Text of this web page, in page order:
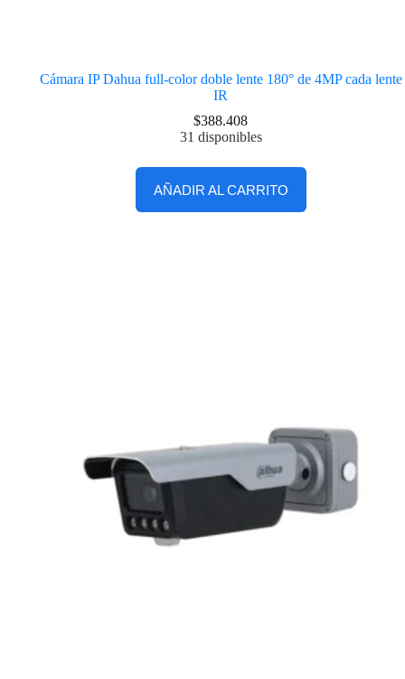
Cámara IP Dahua full-color doble lente 180° de 4MP cada lente
IR
$388.408
31 disponibles
AÑADIR AL CARRITO